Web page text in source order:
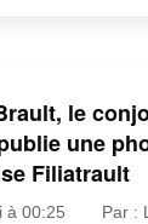
le
une
Filiatrault
à 00:25 Par :